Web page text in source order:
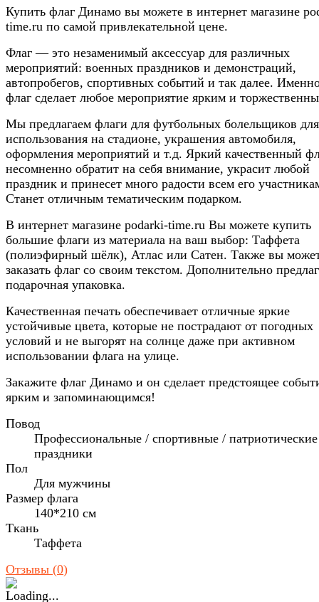
Купить флаг Динамо вы можете в интернет магазине
time.ru по самой привлекательной цене.
Флаг — это незаменимый аксессуар для различных
мероприятий: военных праздников и демонстраций,
автопробегов, спортивных событий и так далее.
флаг сделает любое мероприятие ярким и
Мы предлагаем флаги для футбольных болельщиков для
использования на стадионе, украшения автомобиля,
оформления мероприятий и т.д. Яркий качественный
несомненно обратит на себя внимание, украсит любой
праздник и принесет много радости всем его
Станет отличным тематическим подарком.
В интернет магазине podarki-time.ru Вы можете купить
большие флаги из материала на ваш выбор: Таффета
(полиэфирный шёлк), Атлас или Сатен. Также вы
заказать флаг со своим текстом. Дополнительно
подарочная упаковка.
Качественная печать обеспечивает отличные яркие
устойчивые цвета, которые не пострадают от погодных
условий и не выгорят на солнце даже при активном
использовании флага на улице.
Закажите флаг Динамо и он сделает предстоящее
ярким и запоминающимся!
Повод
Профессиональные / спортивные / патриотические
праздники
Пол
Для мужчины
Размер флага
140*210 см
Ткань
Таффета
Отзывы (0)